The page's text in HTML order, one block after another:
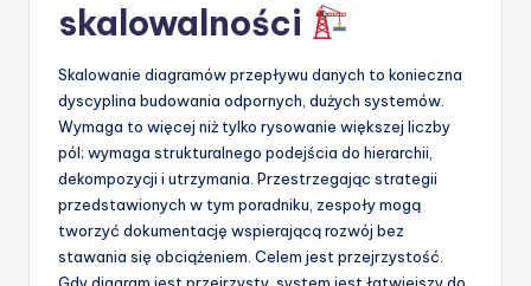
skalowalności
Skalowanie diagramów przepływu danych to konieczna
dyscyplina budowania odpornych, dużych systemów.
Wymaga to więcej niż tylko rysowanie większej liczby
pól; wymaga strukturalnego podejścia do hierarchii,
dekompozycji i utrzymania. Przestrzegając strategii
przedstawionych w tym poradniku, zespoły mogą
tworzyć dokumentację wspierającą rozwój bez
stawania się obciążeniem. Celem jest przejrzystość.